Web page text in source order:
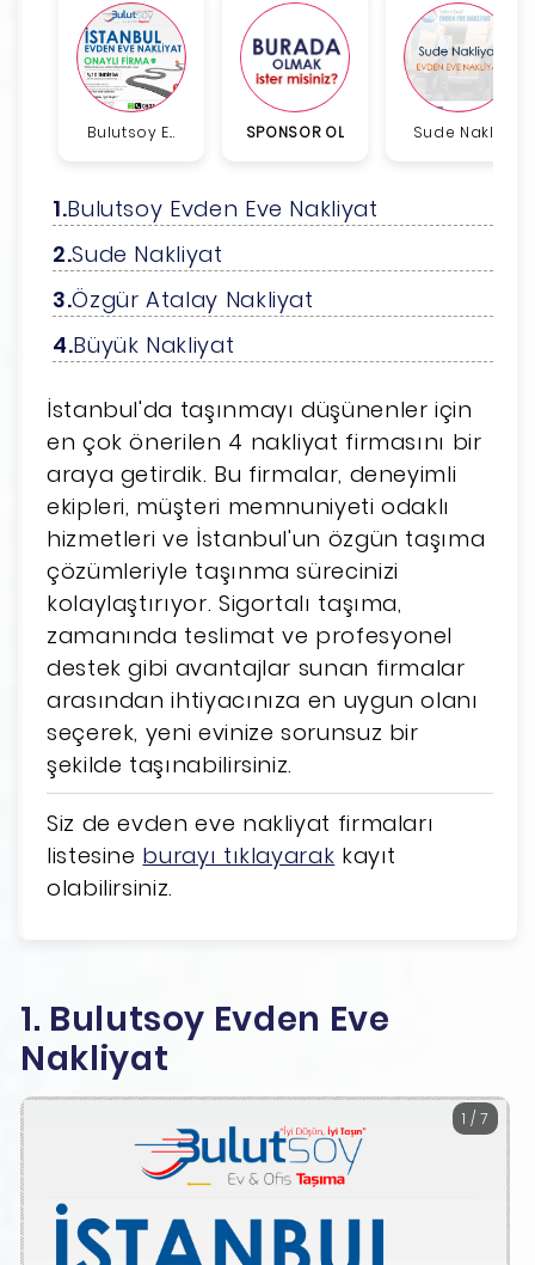
Bulutsoy E... SPONSOR OL Sude Nakli...
Bulutsoy Evden Eve Nakliyat
Sude Nakliyat
Özgür Atalay Nakliyat
Büyük Nakliyat
İstanbul'da taşınmayı düşünenler için
en çok önerilen 4 nakliyat firmasını bir
araya getirdik. Bu firmalar, deneyimli
ekipleri, müşteri memnuniyeti odaklı
hizmetleri ve İstanbul'un özgün taşıma
çözümleriyle taşınma sürecinizi
kolaylaştırıyor. Sigortalı taşıma,
zamanında teslimat ve profesyonel
destek gibi avantajlar sunan firmalar
arasından ihtiyacınıza en uygun olanı
seçerek, yeni evinize sorunsuz bir
şekilde taşınabilirsiniz.
Siz de evden eve nakliyat firmaları
listesine burayı tıklayarak kayıt
olabilirsiniz.
1. Bulutsoy Evden Eve
Nakliyat
1 / 7